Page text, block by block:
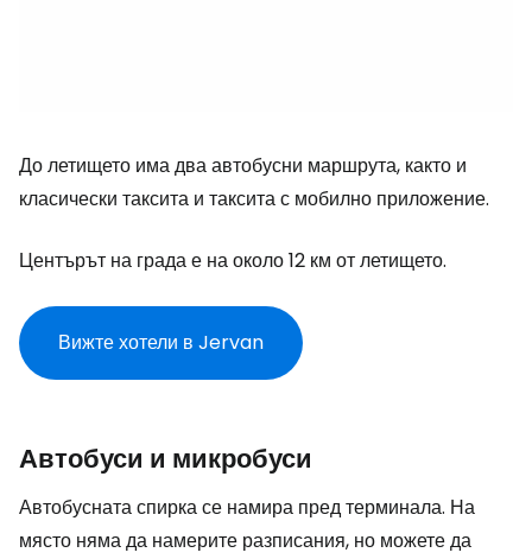
До летището има два автобусни маршрута, както и
класически таксита и таксита с мобилно приложение.
Центърът на града е на около 12 км от летището.
Вижте хотели в Jervan
Автобуси и микробуси
Автобусната спирка се намира пред терминала. На
място няма да намерите разписания, но можете да